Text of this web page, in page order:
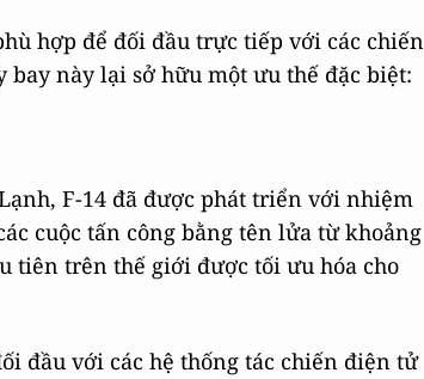
hợp để đối đầu trực tiếp với các chiến
này lại sở hữu một ưu thế đặc biệt:
F-14 đã được phát triển với nhiệm
cuộc tấn công bằng tên lửa từ khoảng
tiên trên thế giới được tối ưu hóa cho
đầu với các hệ thống tác chiến điện tử